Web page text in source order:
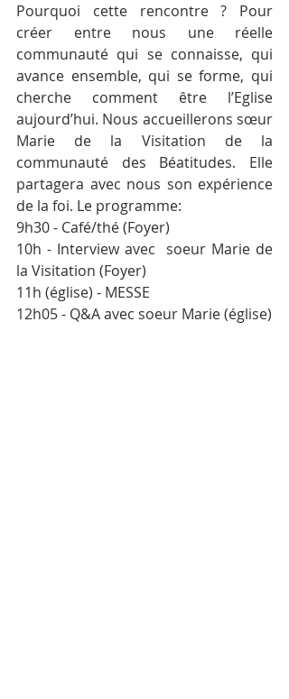
Pourquoi cette rencontre ? Pour
créer entre nous une réelle
communauté qui se connaisse, qui
avance ensemble, qui se forme, qui
cherche comment être l’Eglise
aujourd’hui. Nous accueillerons sœur
Marie de la Visitation de la
communauté des Béatitudes. Elle
partagera avec nous son expérience
de la foi. Le programme:
9h30 - Café/thé (Foyer)
10h - Interview avec  soeur Marie de
la Visitation (Foyer)
11h (église) - MESSE
12h05 - Q&A avec soeur Marie (église)